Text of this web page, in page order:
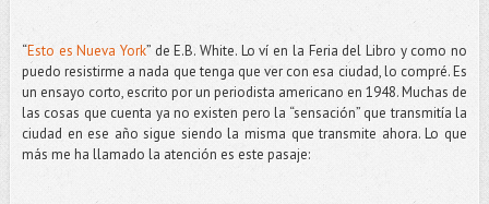
“Esto es Nueva York” de E.B. White. Lo ví en la Feria del Libro y como no
puedo resistirme a nada que tenga que ver con esa ciudad, lo compré. Es
un ensayo corto, escrito por un periodista americano en 1948. Muchas de
las cosas que cuenta ya no existen pero la “sensación” que transmitía la
ciudad en ese año sigue siendo la misma que transmite ahora. Lo que
más me ha llamado la atención es este pasaje: